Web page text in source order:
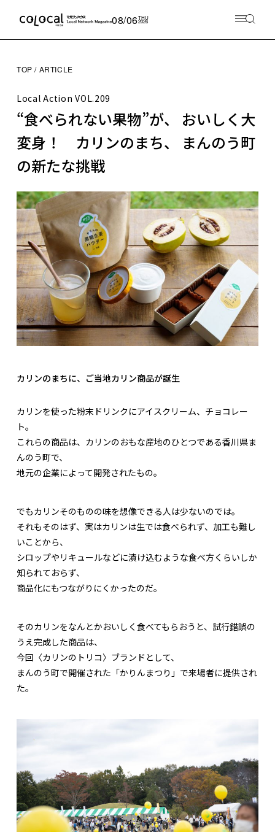
08/06THU
2026
TOP ARTICLE
Local ActionVOL.209
“食べられない果物”が、 おいしく大
変身！ カリンのまち、 まんのう町
の新たな挑戦
カリンのまちに、ご当地カリン商品が誕生
カリンを使った粉末ドリンクにアイスクリーム、チョコレー
ト。
これらの商品は、カリンのおもな産地のひとつである香川県ま
んのう町で、
地元の企業によって開発されたもの。
でもカリンそのものの味を想像できる人は少ないのでは。
それもそのはず、実はカリンは生では食べられず、加工も難し
いことから、
シロップやリキュールなどに漬け込むような食べ方くらいしか
知られておらず、
商品化にもつながりにくかったのだ。
そのカリンをなんとかおいしく食べてもらおうと、試行錯誤の
うえ完成した商品は、
今回〈カリンのトリコ〉ブランドとして、
まんのう町で開催された「かりんまつり」で来場者に提供され
た。